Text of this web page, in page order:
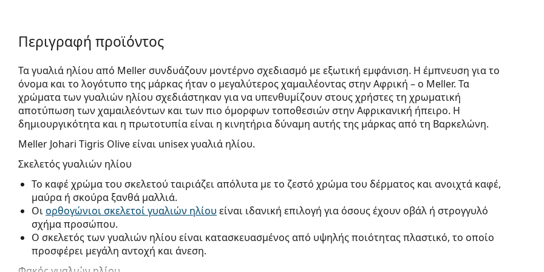
Περιγραφή προϊόντος
Τα γυαλιά ηλίου από Meller συνδυάζουν μοντέρνο σχεδιασμό με εξωτική εμφάνιση. Η έμπνευση για το
όνομα και το λογότυπο της μάρκας ήταν ο μεγαλύτερος χαμαιλέοντας στην Αφρική – ο Meller. Τα
χρώματα των γυαλιών ηλίου σχεδιάστηκαν για να υπενθυμίζουν στους χρήστες τη χρωματική
αποτύπωση των χαμαιλεόντων και των πιο όμορφων τοποθεσιών στην Αφρικανική ήπειρο. Η
δημιουργικότητα και η πρωτοτυπία είναι η κινητήρια δύναμη αυτής της μάρκας από τη Βαρκελώνη.
Meller Johari Tigris Oliveείναι unisex γυαλιά ηλίου.
Σκελετός γυαλιών ηλίου
Το καφέ χρώμα του σκελετού ταιριάζει απόλυτα με το ζεστό χρώμα του δέρματος και ανοιχτά καφέ,
μαύρα ή σκούρα ξανθά μαλλιά.
Οιορθογώνιοι σκελετοί γυαλιών ηλίου είναι ιδανική επιλογή για όσους έχουν οβάλ ή στρογγυλό
σχήμα προσώπου.
Ο σκελετός των γυαλιών ηλίου είναι κατασκευασμένος από υψηλής ποιότητας πλαστικό, το οποίο
προσφέρει μεγάλη αντοχή και άνεση.